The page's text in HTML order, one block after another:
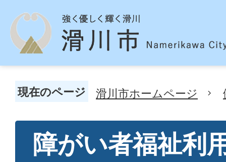
現在のページ 滑川市ホームページ
障がい者福祉利